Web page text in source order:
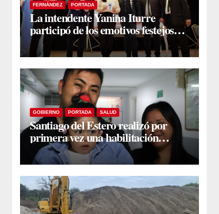
FERNÁNDEZ PORTADA
La intendente Yanina Iturre
participó de los emotivos festejos
por el Aniversario del Taekwon-Do
en Fernández
GOBIERNO PORTADA SALUD
Santiago del Estero realizó por
primera vez una habilitación
auditiva con vincha de conducción
ósea